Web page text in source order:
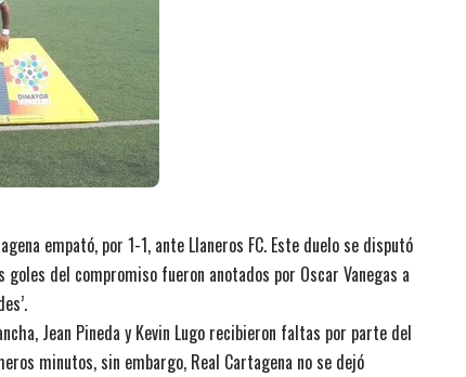
empató, por 1-1, ante Llaneros FC. Este duelo se disputó
goles del compromiso fueron anotados por Oscar Vanegas a
Jean Pineda y Kevin Lugo recibieron faltas por parte del
minutos, sin embargo, Real Cartagena no se dejó